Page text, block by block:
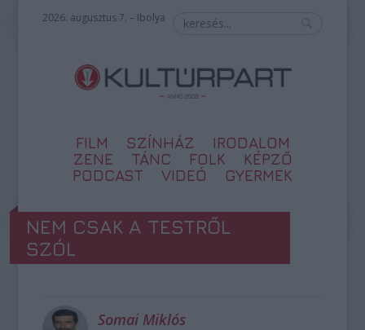
2026. augusztus 7. – Ibolya
FILM SZÍNHÁZ
IRODALOM
ZENE
TÁNC FOLK
KÉPZŐ
PODCAST
VIDEÓ GYERMEK
NEM CSAK A TESTRŐL
SZÓL
Somai Miklós